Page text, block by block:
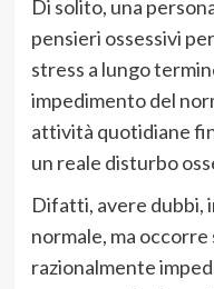
Di solito, una
pensieri ossessivi
stress a lungo
impedimento del
attività quotidiane
un reale disturbo
Difatti, avere dubbi,
normale, ma
razionalmente